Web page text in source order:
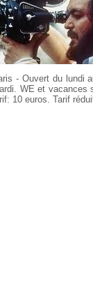
- Ouvert du lundi
WE et vacances
10 euros. Tarif